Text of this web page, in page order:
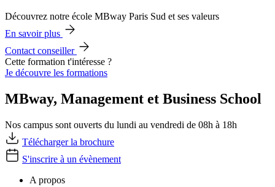
Découvrez notre école MBway Paris Sud et ses valeurs
En savoir plus
Contact conseiller
Cette formation t'intéresse ?
Je découvre les formations
MBway, Management et Business School
Nos campus sont ouverts du lundi au vendredi de 08h à 18h
Télécharger la brochure
S'inscrire à un évènement
A propos